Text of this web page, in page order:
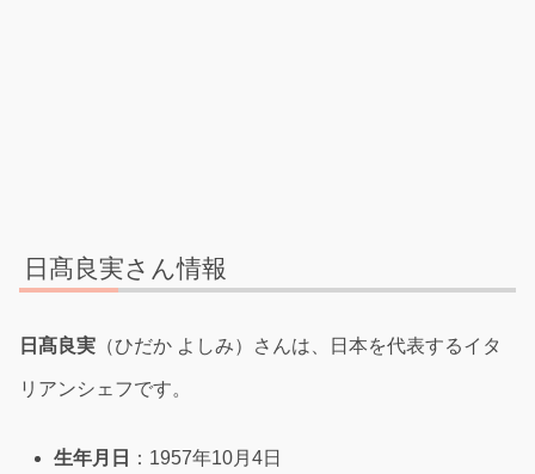
日髙良実さん情報
日髙良実 （ひだか よしみ）さんは、日本を代表するイタ
リアンシェフです。
生年月日 ：1957年10月4日